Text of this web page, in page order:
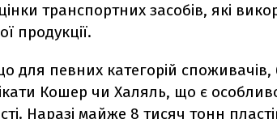
транспортних засобів, які
продукції.
для певних категорій споживачів,
Кошер чи Халяль, що є
Наразі майже 8 тисяч тонн